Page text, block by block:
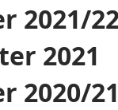
2021/
2021
2020/21